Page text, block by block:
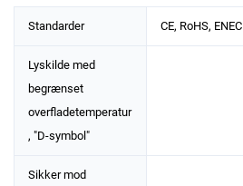
Standarder CE, RoHS, ENEC
Lyskilde med
begrænset
overfladetemperatur
, "D-symbol"
Sikker mod